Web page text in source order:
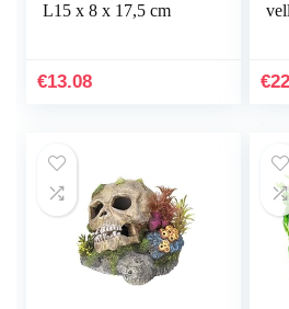
L15 x 8 x 17,5 cm
€13.08 €